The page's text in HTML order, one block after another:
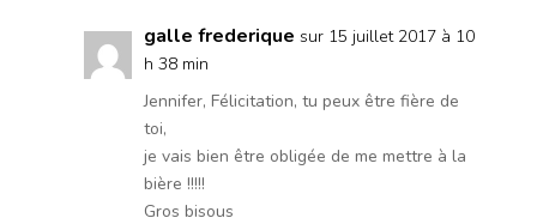
galle frederique sur 15 juillet 2017 à 10
h 38 min
Jennifer, Félicitation, tu peux être fière de
toi,
je vais bien être obligée de me mettre à la
bière !!!!!
Gros bisous